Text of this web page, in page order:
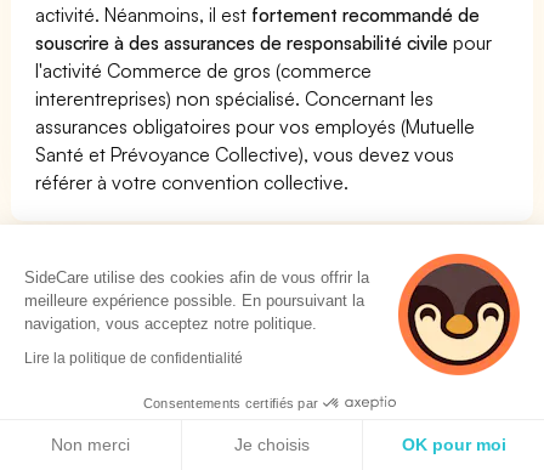
activité. Néanmoins, il est fortement recommandé de
souscrire à des assurances de responsabilité civile pour
l'activité Commerce de gros (commerce
interentreprises) non spécialisé. Concernant les
assurances obligatoires pour vos employés (Mutuelle
Santé et Prévoyance Collective), vous devez vous
référer à votre convention collective.
Comparez les produits et assurances les plus
pertinents pour l'activité Commerce de gros
(commerce interentreprises) non spécialisé
Mutuelles santé
Trouvez la mutuelle faite pour vous et vos employés
SideCare utilise des cookies afin de vous offrir la
meilleure expérience possible. En poursuivant la
navigation, vous acceptez notre politique.
Lire la politique de confidentialité
Consentements certifiés par
Non merci Je choisis OK pour moi